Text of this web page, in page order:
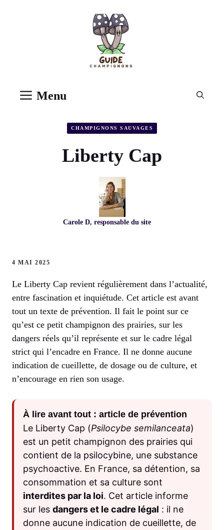
Menu
CHAMPIGNONS SAUVAGES
Liberty Cap
Carole D, responsable du site
4 MAI 2025
Le Liberty Cap revient régulièrement dans l’actualité,
entre fascination et inquiétude. Cet article est avant
tout un texte de prévention. Il fait le point sur ce
qu’est ce petit champignon des prairies, sur les
dangers réels qu’il représente et sur le cadre légal
strict qui l’encadre en France. Il ne donne aucune
indication de cueillette, de dosage ou de culture, et
n’encourage en rien son usage.
À lire avant tout : article de prévention
Le Liberty Cap (Psilocybe semilanceata)
est un petit champignon des prairies qui
contient de la psilocybine, une substance
psychoactive. En France, sa détention, sa
consommation et sa culture sont
interdites par la loi. Cet article informe
sur les dangers et le cadre légal : il ne
donne aucune indication de cueillette, de